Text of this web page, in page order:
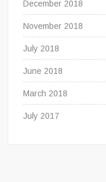
December 2018
November 2018
July 2018
June 2018
March 2018
July 2017